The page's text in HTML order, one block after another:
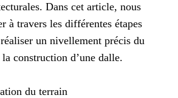
Dans cet article, nous
à travers les différentes étapes
un nivellement précis du
construction d’une dalle.
du terrain